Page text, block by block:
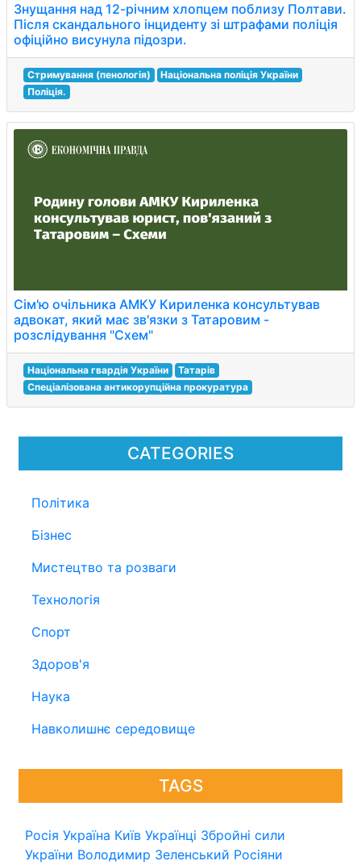
CATEGORIES
Політика
Бізнес
Мистецтво та розваги
Технологія
Спорт
Здоров'я
Наука
Навколишнє середовище
TAGS
Росія Україна Київ Українці Збройні сили
України Володимир Зеленський Росіяни
Знущання над 12-річним хлопцем поблизу Полтави.
Після скандального інциденту зі штрафами поліція
офіційно висунула підозри.
Стримування (пенологія)
Національна поліція України
Поліція.
Сім'ю очільника АМКУ Кириленка консультував
адвокат, який має зв'язки з Татаровим -
розслідування "Схем"
Національна гвардія України
Татарів
Спеціалізована антикорупційна прокуратура